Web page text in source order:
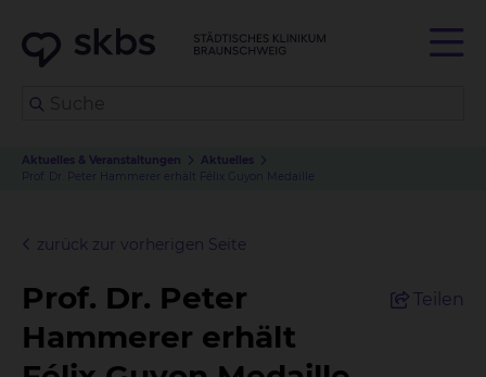
Aktuelles & Veranstaltungen
Aktuelles
Prof. Dr. Peter Hammerer erhält Félix Guyon Medaille
zurück zur vorherigen Seite
Prof. Dr. Peter
Hammerer erhält
Teilen